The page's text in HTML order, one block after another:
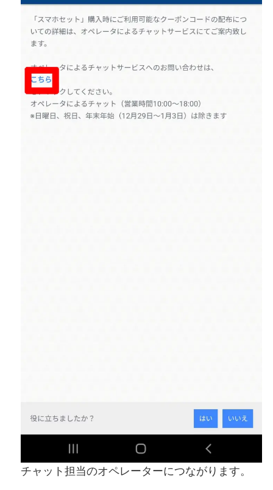
チャット担当のオペレーターにつながります。